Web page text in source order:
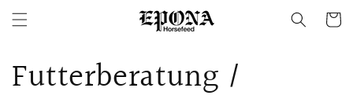
zum
Inhalt
Futterberatung /